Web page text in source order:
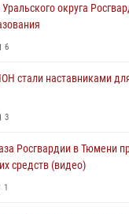
(видео)
округа
6
стали наставниками
3
Росгвардии в Тюмени
средств (видео)
1